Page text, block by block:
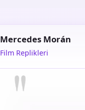
Mercedes Morán
Film Replikleri